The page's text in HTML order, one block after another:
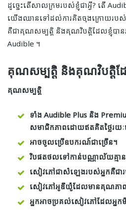
ដូច្នេះតើសាលក្រមរបស់ខ្ញុំជាអ្វី? តើ
យើងឈានទៅដល់ការគិតចុងក្រោយរបស់
គឺជាគុណសម្បត្តិ និងគុណវិបត្តិដែលខ្ញុំប
Audible ។
គុណសម្បត្តិ និងគុណវិបត្តិដ
គុណសម្បត្តិ
ទាំង Audible Plus និង
សមាជិកភាពដោយឥតគិតថ្លៃរយៈ
អាចចូលប្រើឧបករណ៍ជាច្រើន។
វិបផតថលទៅកាន់បណ្ណាល័យគ្ម
សៀវភៅជាសំឡេងរបស់អ្នកគឺជា
សៀវភៅអូឌីយ៉ូដែលមានគុណភាព
អ្នកអាចប្រគល់សៀវភៅដែលអ្នក